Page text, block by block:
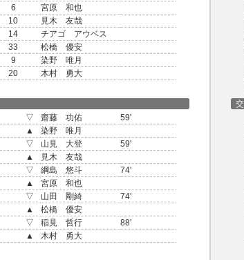
6
宮原 和也
10
見木 友哉
14
チアゴ アウベス
33
松橋 優安
9
染野 唯月
20 木村 勇大
▽
齋藤 功佑
59'
▲
染野 唯月
▽
山見 大登
59'
▲
見木 友哉
▽
綱島 悠斗
74'
▲
宮原 和也
▽
山田 剛綺
74'
▲
松橋 優安
▽
稲見 哲行
88'
▲
木村 勇大